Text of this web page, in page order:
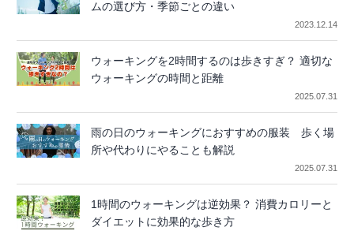
ムの選び方・季節ごとの違い
2023.12.14
ウォーキングを2時間するのは歩きすぎ？ 適切な
ウォーキングの時間と距離
2025.07.31
雨の日のウォーキングにおすすめの服装 歩く場
所や代わりにやることも解説
2025.07.31
1時間のウォーキングは逆効果？ 消費カロリーと
ダイエットに効果的な歩き方